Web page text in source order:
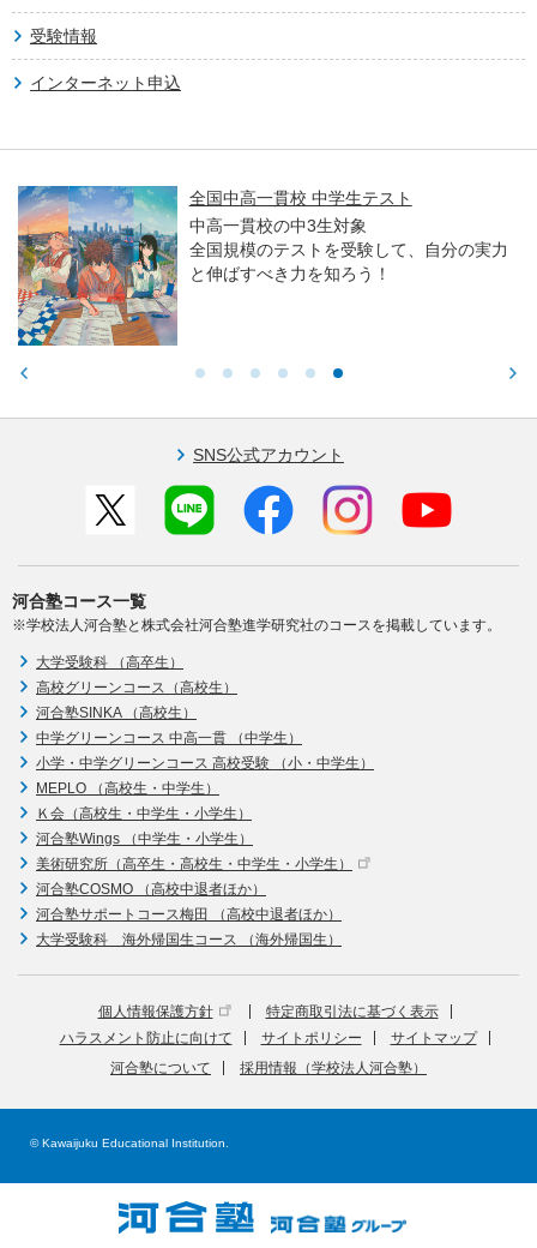
受験情報
インターネット申込
全国中高一貫校 中学生テスト
中高一貫校の中3生対象
全国規模のテストを受験して、自分の実力
と伸ばすべき力を知ろう！
SNS公式アカウント
河合塾コース一覧
※学校法人河合塾と株式会社河合塾進学研究社のコースを掲載しています。
大学受験科 （高卒生）
高校グリーンコース（高校生）
河合塾SINKA （高校生）
中学グリーンコース 中高一貫 （中学生）
小学・中学グリーンコース 高校受験 （小・中学生）
MEPLO （高校生・中学生）
Ｋ会（高校生・中学生・小学生）
河合塾Wings （中学生・小学生）
美術研究所（高卒生・高校生・中学生・小学生）
河合塾COSMO （高校中退者ほか）
河合塾サポートコース梅田 （高校中退者ほか）
大学受験科 海外帰国生コース （海外帰国生）
個人情報保護方針
特定商取引法に基づく表示
ハラスメント防止に向けて
サイトポリシー
サイトマップ
河合塾について
採用情報（学校法人河合塾）
© Kawaijuku Educational Institution.